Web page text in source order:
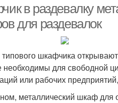
в раздевалку
для раздевалок
шкафчика
необходимы для свободной
или рабочих
металлический шкаф